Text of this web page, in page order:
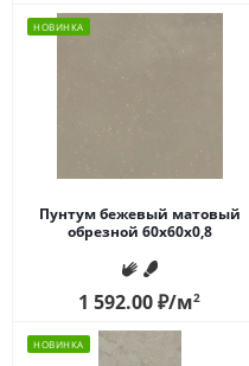
НОВИНКА
Пунтум бежевый матовый
обрезной 60x60x0,8
1 592.00₽/м2
НОВИНКА